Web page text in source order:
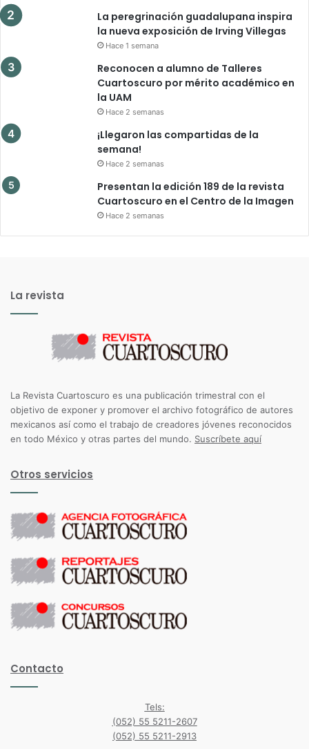
La peregrinación guadalupana inspira
la nueva exposición de Irving Villegas
Hace 1 semana
Reconocen a alumno de Talleres
Cuartoscuro por mérito académico en
la UAM
Hace 2 semanas
¡Llegaron las compartidas de la
semana!
Hace 2 semanas
Presentan la edición 189 de la revista
Cuartoscuro en el Centro de la Imagen
Hace 2 semanas
La revista
La Revista Cuartoscuro es una publicación trimestral con el
objetivo de exponer y promover el archivo fotográfico de autores
mexicanos así como el trabajo de creadores jóvenes reconocidos
en todo México y otras partes del mundo. Suscríbete aquí
Otros servicios
Contacto
Tels:
(052) 55 5211-2607
(052) 55 5211-2913